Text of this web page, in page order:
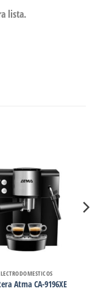
lista.
Atma CA-9196XE